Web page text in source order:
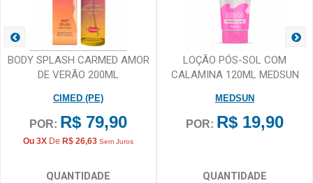
BODY SPLASH CARMED AMOR
DE VERÃO 200ML
CIMED (PE)
POR: R$ 79,90
Ou 3X De R$ 26,63 Sem Juros
QUANTIDADE
LOÇÃO PÓS-SOL COM
CALAMINA 120ML MEDSUN
MEDSUN
POR: R$ 19,90
QUANTIDADE